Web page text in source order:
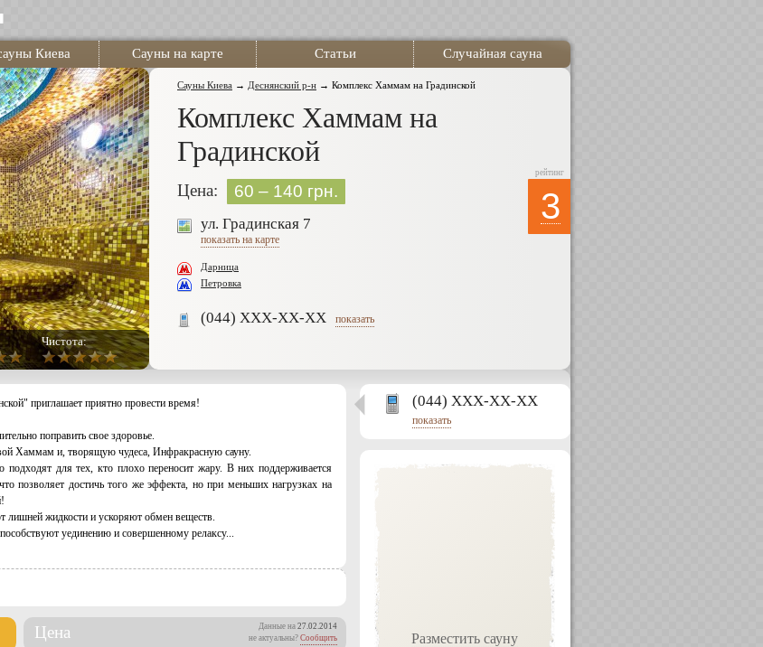
Киева Сауны на карте Статьи Случайная сауна
Чистота:
Сауны Киева → Деснянский р-н → Комплекс Хаммам на Градинской
Комплекс Хаммам на
Градинской
рейтинг
3
Цена: 60 – 140 грн.
ул. Градинская 7
показать на карте
Дарница
Петровка
(044) XXX-XX-XX показать
(044) XXX-XX-XX
показать
Разместить сауну
приглашает приятно провести время!
поправить свое здоровье.
Хаммам и, творящую чудеса, Инфракрасную сауну.
для тех, кто плохо переносит жару. В них поддерживается
позволяет достичь того же эффекта, но при меньших нагрузках на
лишней жидкости и ускоряют обмен веществ.
уединению и совершенному релаксу...
Цена Данные на 27.02.2014
не актуальны? Сообщить